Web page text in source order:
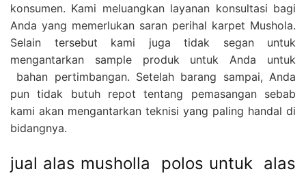
konsumen. Kami meluangkan layanan konsultasi bagi
Anda yang memerlukan saran perihal karpet Mushola.
Selain tersebut kami juga tidak segan untuk
mengantarkan sample produk untuk Anda untuk
bahan pertimbangan. Setelah barang sampai, Anda
pun tidak butuh repot tentang pemasangan sebab
kami akan mengantarkan teknisi yang paling handal di
bidangnya.
jual alas musholla polos untuk alas